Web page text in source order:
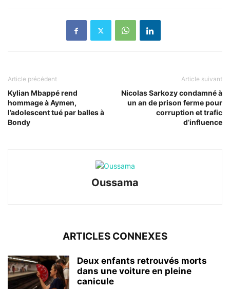
Article précédent
Kylian Mbappé rend
hommage à Aymen,
l’adolescent tué par balles à
Bondy
Article suivant
Nicolas Sarkozy condamné à
un an de prison ferme pour
corruption et trafic
d’influence
Oussama
ARTICLES CONNEXES
Deux enfants retrouvés morts
dans une voiture en pleine
canicule